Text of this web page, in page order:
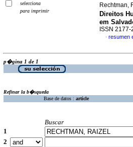
selecciona
para imprimir
Rechtman,
Direitos
em
ISSN 2177-
· resumen
p�gina 1 de 1
Refinar la b�squeda
Base de datos : article
Buscar
1
2